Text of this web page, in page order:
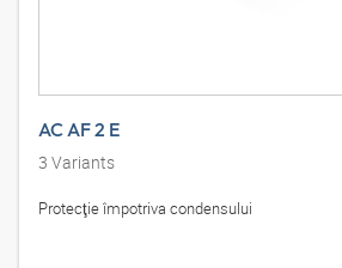
AC AF 2 E
3 Variants
Protecţie împotriva condensului